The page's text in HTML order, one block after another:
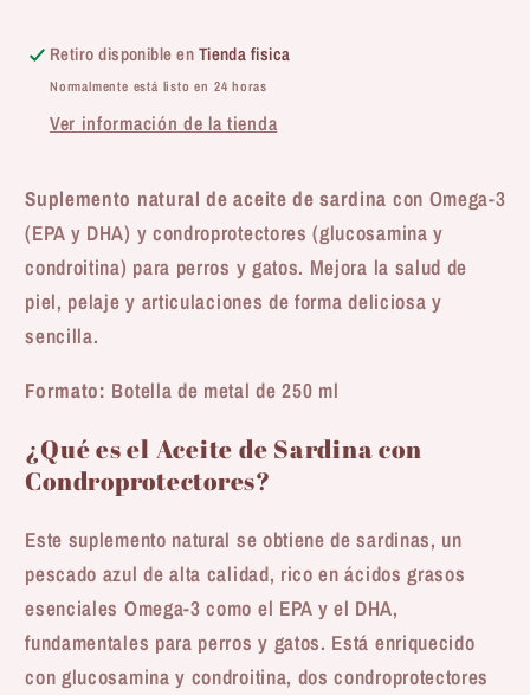
Perros
Gatos
–
Perros
Gatos
–
Retiro disponible en Tienda fisica
Normalmente está listo en 24 horas
Ver información de la tienda
Suplemento natural de aceite de sardina con Omega-3
(EPA y DHA) y condroprotectores (glucosamina y
condroitina) para perros y gatos. Mejora la salud de
piel, pelaje y articulaciones de forma deliciosa y
sencilla.
Formato: Botella de metal de 250 ml
¿Qué es el Aceite de Sardina con
Condroprotectores?
Este suplemento natural se obtiene de sardinas, un
pescado azul de alta calidad, rico en ácidos grasos
esenciales Omega-3 como el EPA y el DHA,
fundamentales para perros y gatos. Está enriquecido
con glucosamina y condroitina, dos condroprotectores